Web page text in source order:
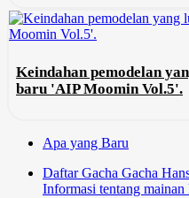
Keindahan pemodelan
baru 'AIP Moomin Vol.5'.
Apa yang Baru
Daftar Gacha Gacha
Informasi tentang mainan